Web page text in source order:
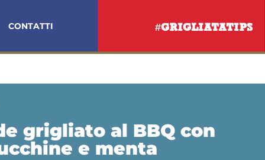
CONTATTI #GRIGLIATATIPS
grigliato al BBQ con
e menta